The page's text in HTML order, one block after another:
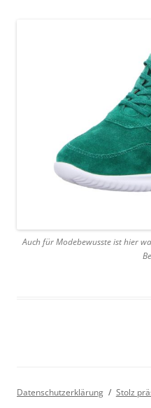
Auch für Modebewusste ist hier
Datenschutzerklärung Stolz